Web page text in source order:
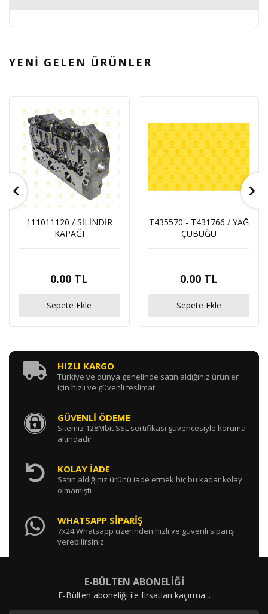
YENİ GELEN ÜRÜNLER
111011120 / SİLİNDİR
KAPAĞI
0.00 TL
Sepete Ekle
T435570 - T431766 / YAĞ
ÇUBUĞU
0.00 TL
Sepete Ekle
HIZLI KARGO
Türkiye ve dünya genelinde satın aldığınız ürünler
için hızlı ve güvenli teslimat.
GÜVENLİ ÖDEME
Sitemiz 128Mbit SSL sertifikası güvencesiyle koruma
altındadır
KOLAY İADE
Satın aldığınız ürünü iade etmek hiç bu kadar kolay
olmamıştı
WHATSAPP SİPARİŞ
7x24 Whatsapp üzerinden hızlı ve güvenli sipariş
verebilirsiniz
E-BÜLTEN ABONELİĞİ
E-Bülten aboneliği ile fırsatları kaçırma...